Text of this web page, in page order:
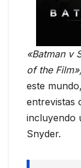
«Batman v
of the Film»,
este
entrevistas
incluyendo
Snyder.